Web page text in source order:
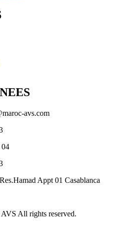
avs.com
04
Appt 01 Casablanca
All rights reserved.